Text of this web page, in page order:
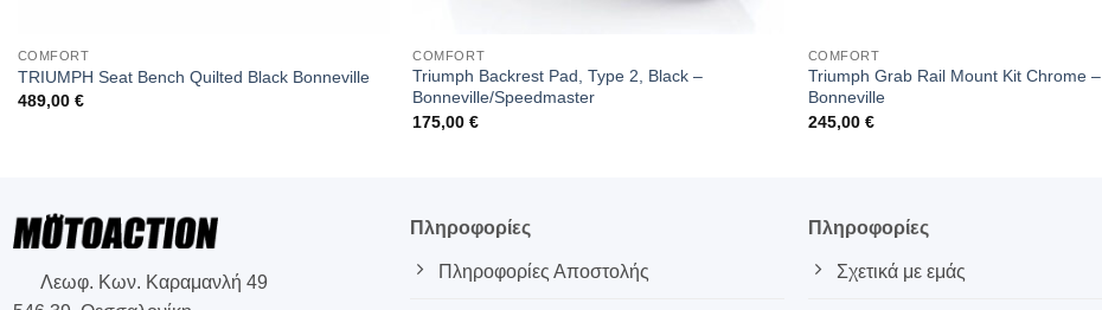
COMFORT
TRIUMPH Seat Bench Quilted Black Bonneville
489,00 €
COMFORT
Triumph Backrest Pad, Type 2, Black –
Bonneville/Speedmaster
175,00€
COMFORT
Triumph Grab Rail Mount Kit Chrome –
Bonneville
245,00 €
Λεωφ. Κων. Καραμανλή 49
Πληροφορίες
Πληροφορίες Αποστολής
Πληροφορίες
Σχετικά με εμάς